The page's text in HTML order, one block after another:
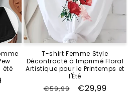
été
T-shirt Femme Style
Décontracté à Imprimé Floral
Artistique pour le Printemps et
l'Été
Prix
€59,99
Prix
€29,99